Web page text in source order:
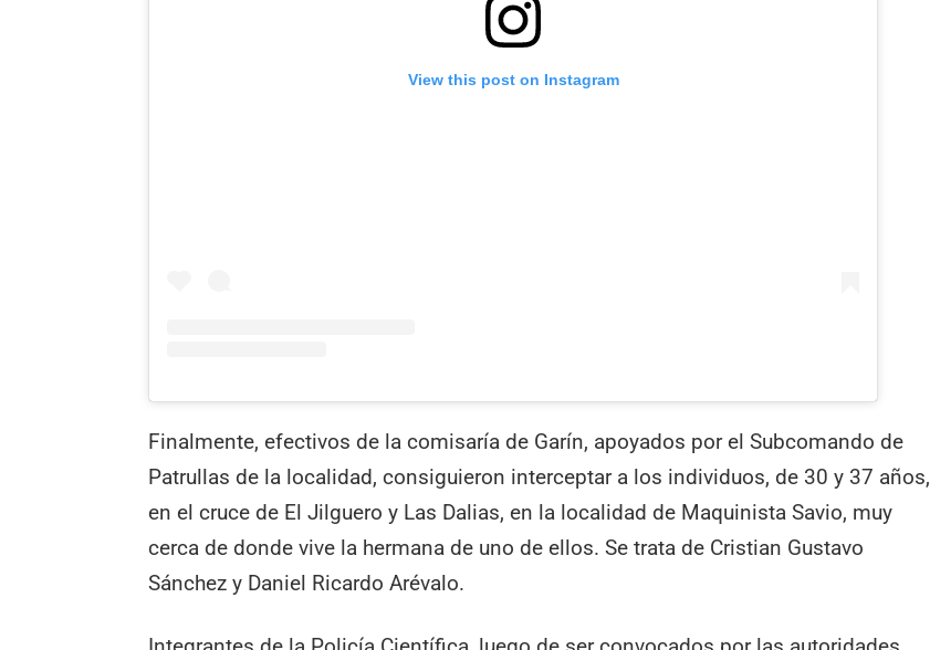
View this post on Instagram
Finalmente, efectivos de la comisaría de Garín, apoyados por el Subcomando de
Patrullas de la localidad, consiguieron interceptar a los individuos, de 30 y 37 años,
en el cruce de El Jilguero y Las Dalias, en la localidad de Maquinista Savio, muy
cerca de donde vive la hermana de uno de ellos. Se trata de Cristian Gustavo
Sánchez y Daniel Ricardo Arévalo.